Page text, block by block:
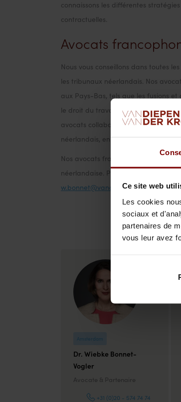
Ce site web
Les cookies
sociaux et
partenaires de
vous leur avez
connaissons les différentes
contractuelles.
Avocats
Nous vous conseillons dans toutes
les tribunaux néerlandais. Nos
aux Pays-Bas, tels que les fusions
le droit du travail néerlandais, le
avocats collaborent souvent avec
néerlandais, en droit de la propriété
Nos avocats francophones ne
néerlandaise. Pour toutes vos
w.bonnet@vandiepen.com +31
Amsterdam
Dr. Wiebke Bonnet-
Vogler
Avocate & Partenaire
+31 (0)20 - 574 74 74